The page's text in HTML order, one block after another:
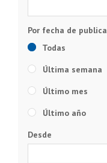
Todas
Última semana
Último mes
Último año
Desde